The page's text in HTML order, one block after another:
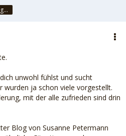
*Königin von Passiv-Aggressivistan*
unwohl fühlst und sucht
wurden ja schon viele vorgestellt.
mit der alle zufrieden sind drin
Blog von Susanne Petermann